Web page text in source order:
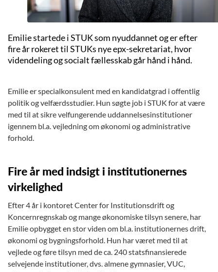
Emilie startede i STUK som nyuddannet og er efter
fire år rokeret til STUKs nye epx-sekretariat, hvor
videndeling og socialt fællesskab går hånd i hånd.
Emilie er specialkonsulent med en kandidatgrad i offentlig
politik og velfærdsstudier. Hun søgte job i STUK for at være
med til at sikre velfungerende uddannelsesinstitutioner
igennem bl.a. vejledning om økonomi og administrative
forhold.
Fire år med indsigt i institutionernes
virkelighed
Efter 4 år i kontoret Center for Institutionsdrift og
Koncernregnskab og mange økonomiske tilsyn senere, har
Emilie opbygget en stor viden om bl.a. institutionernes drift,
økonomi og bygningsforhold. Hun har været med til at
vejlede og føre tilsyn med de ca. 240 statsfinansierede
selvejende institutioner, dvs. almene gymnasier, VUC,